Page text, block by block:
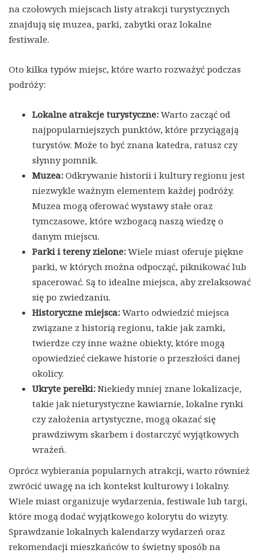
na czołowych miejscach listy atrakcji turystycznych
znajdują się muzea, parki, zabytki oraz lokalne
festiwale.
Oto kilka typów miejsc, które warto rozważyć podczas
podróży:
Lokalne atrakcje turystyczne: Warto zacząć od
najpopularniejszych punktów, które przyciągają
turystów. Może to być znana katedra, ratusz czy
słynny pomnik.
Muzea: Odkrywanie historii i kultury regionu jest
niezwykle ważnym elementem każdej podróży.
Muzea mogą oferować wystawy stałe oraz
tymczasowe, które wzbogacą naszą wiedzę o
danym miejscu.
Parki i tereny zielone: Wiele miast oferuje piękne
parki, w których można odpocząć, piknikować lub
spacerować. Są to idealne miejsca, aby zrelaksować
się po zwiedzaniu.
Historyczne miejsca: Warto odwiedzić miejsca
związane z historią regionu, takie jak zamki,
twierdze czy inne ważne obiekty, które mogą
opowiedzieć ciekawe historie o przeszłości danej
okolicy.
Ukryte perełki: Niekiedy mniej znane lokalizacje,
takie jak nieturystyczne kawiarnie, lokalne rynki
czy założenia artystyczne, mogą okazać się
prawdziwym skarbem i dostarczyć wyjątkowych
wrażeń.
Oprócz wybierania popularnych atrakcji, warto również
zwrócić uwagę na ich kontekst kulturowy i lokalny.
Wiele miast organizuje wydarzenia, festiwale lub targi,
które mogą dodać wyjątkowego kolorytu do wizyty.
Sprawdzanie lokalnych kalendarzy wydarzeń oraz
rekomendacji mieszkańców to świetny sposób na